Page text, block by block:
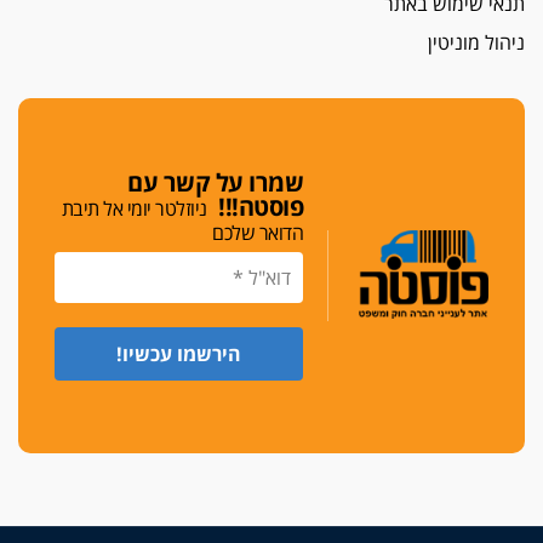
כפר מנדא: עורך דין נעצר בחשד להחזקת שני אקדח
גלוק
די לאלימות
בימ"ש מחוזי: החלטת עמית בכר לדחות מינוי מנכ"ל
חדש ללשכה אינה סבירה
משפחה ופוליטיקה
עו"ד גלעד מנשה ויאיר בכורו חגגו בר מצווה, שרי
עשרות עורכי דין הפגינו בחיפה: "דמנו אינו הפקר,
ניהול מוניטין
שמרו על קשר עם
פוסטה!!! ניוזלטר יומי אל תיבת
הדואר שלכם